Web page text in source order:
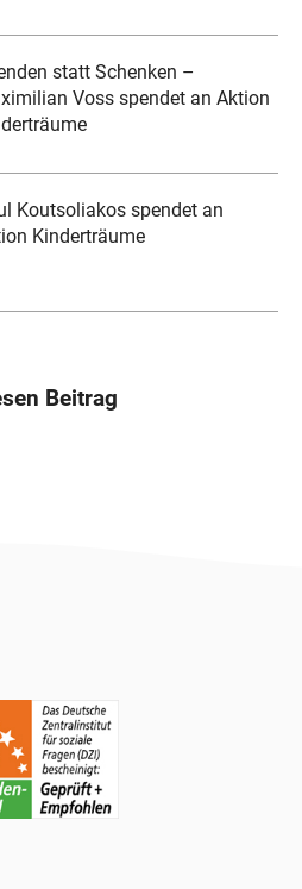
statt Schenken –
Voss spendet an Aktion
Koutsoliakos spendet an
Kinderträume
Beitrag